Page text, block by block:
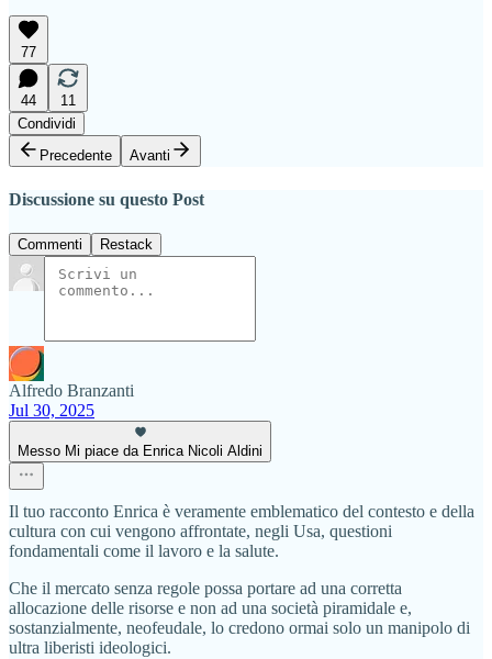
77
44
11
Condividi
Precedente
Avanti
Discussione su questo Post
Commenti Restack
Alfredo Branzanti
Jul 30, 2025
Messo Mi piace da Enrica Nicoli Aldini
Il tuo racconto Enrica è veramente emblematico del contesto e della
cultura con cui vengono affrontate, negli Usa, questioni
fondamentali come il lavoro e la salute.
Che il mercato senza regole possa portare ad una corretta
allocazione delle risorse e non ad una società piramidale e,
sostanzialmente, neofeudale, lo credono ormai solo un manipolo di
ultra liberisti ideologici.